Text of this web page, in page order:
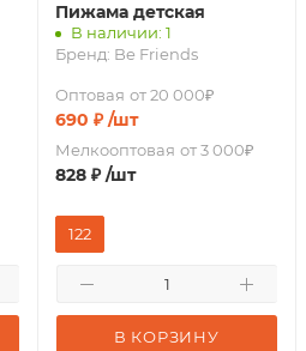
Пижама детская
В наличии: 1
Бренд: Be Friends
Оптовая от 20 000₽
690 ₽ /шт
Мелкооптовая от 3 000₽
828₽ /шт
В КОРЗИНУ
122